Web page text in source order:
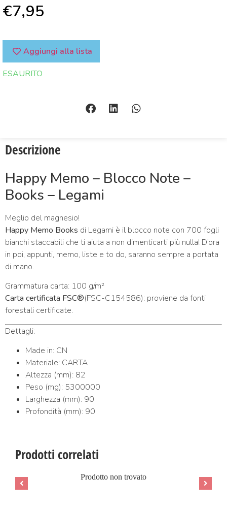
€7,95
Aggiungi alla lista
ESAURITO
Descrizione
Happy Memo – Blocco Note –
Books – Legami
Meglio del magnesio!
Happy Memo Books di Legami è il blocco note con 700 fogli
bianchi staccabili che ti aiuta a non dimenticarti più nulla! D’ora
in poi, appunti, memo, liste e to do, saranno sempre a portata
di mano.
Grammatura carta: 100 g/m²
Carta certificata FSC®(FSC-C154586): proviene da fonti
forestali certificate.
Dettagli:
Made in: CN
Materiale: CARTA
Altezza (mm): 82
Peso (mg): 5300000
Larghezza (mm): 90
Profondità (mm): 90
Prodotti correlati
Prodotto non trovato